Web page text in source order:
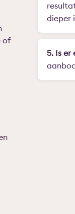
of
dieper
5. Is er